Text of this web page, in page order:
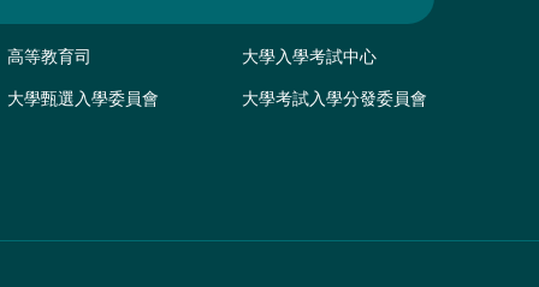
高等教育司 大學入學考試中心
大學甄選入學委員會 大學考試入學分發委員會